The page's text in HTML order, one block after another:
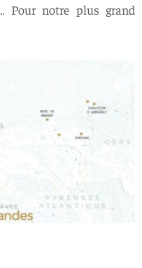
Pour notre plus grand